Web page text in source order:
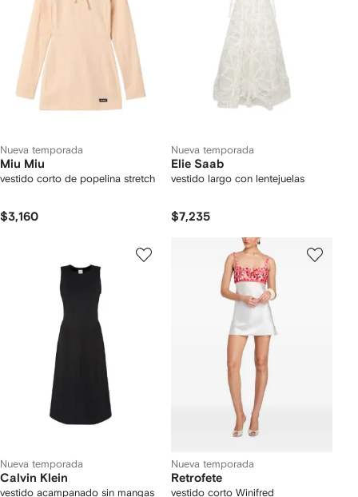
Nueva temporada
Miu Miu
vestido corto de popelina stretch
$3,160
Nueva temporada
Elie Saab
vestido largo con lentejuelas
$7,235
Nueva temporada
Calvin Klein
vestido acampanado sin mangas
Nueva temporada
Retrofete
vestido corto Winifred